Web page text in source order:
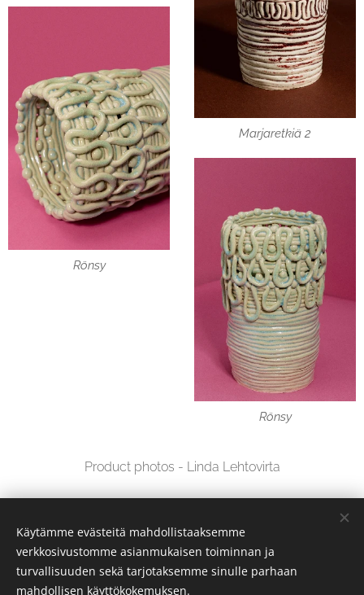
Marjaretkiä 2
Rönsy
Rönsy
Product photos - Linda Lehtovirta
Käytämme evästeitä mahdollistaaksemme
verkkosivustomme asianmukaisen toiminnan ja
turvallisuuden sekä tarjotaksemme sinulle parhaan
mahdollisen käyttökokemuksen.